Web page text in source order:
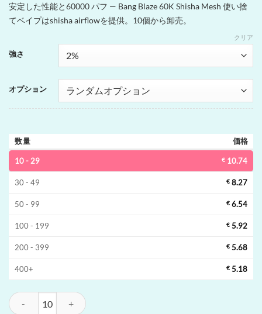
評価に基づ
く5段階評
安定した性能と60000 パフ — Bang Blaze 60K Shisha Mesh 使い捨
てベイプはshisha airflowを提供。10個から卸売。
強さ
オプション
クリア
数量 価格
10 - 29 € 10.74
30 - 49 € 8.27
50 - 99 € 6.54
100 - 199 € 5.92
200 - 399 € 5.68
400+ € 5.18
Bang Blaze 60K Shisha Mesh 使い捨てベイプ | 60000 パフ, shisha